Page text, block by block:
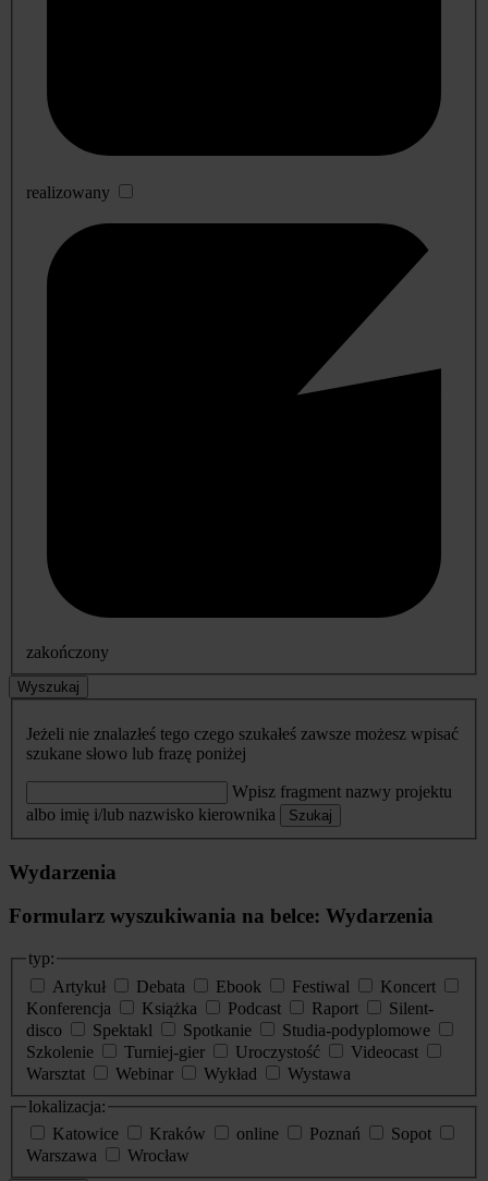
realizowany
zakończony
Wyszukaj
Jeżeli nie znalazłeś tego czego szukałeś zawsze możesz wpisać
szukane słowo lub frazę poniżej
Wpisz fragment nazwy projektu
albo imię i/lub nazwisko kierownika
Szukaj
Wydarzenia
Formularz wyszukiwania na belce: Wydarzenia
typ:
Artykuł
Debata Ebook Festiwal
Koncert
Konferencja
Książka Podcast Raport
Silent-
disco
Spektakl Spotkanie
Studia-podyplomowe
Szkolenie
Turniej-gier Uroczystość
Videocast
Warsztat
Webinar Wykład
Wystawa
lokalizacja:
Katowice
Kraków online Poznań
Sopot
Warszawa
Wrocław